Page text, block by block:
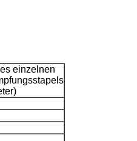
einzelnen